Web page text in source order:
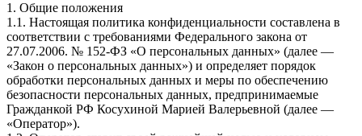
1. Общие положения
1.1. Настоящая политика конфиденциальности составлена в
соответствии с требованиями Федерального закона от
27.07.2006. № 152-ФЗ «О персональных данных» (далее —
«Закон о персональных данных») и определяет порядок
обработки персональных данных и меры по обеспечению
безопасности персональных данных, предпринимаемые
Гражданкой РФ Косухиной Марией Валерьевной (далее —
«Оператор»).